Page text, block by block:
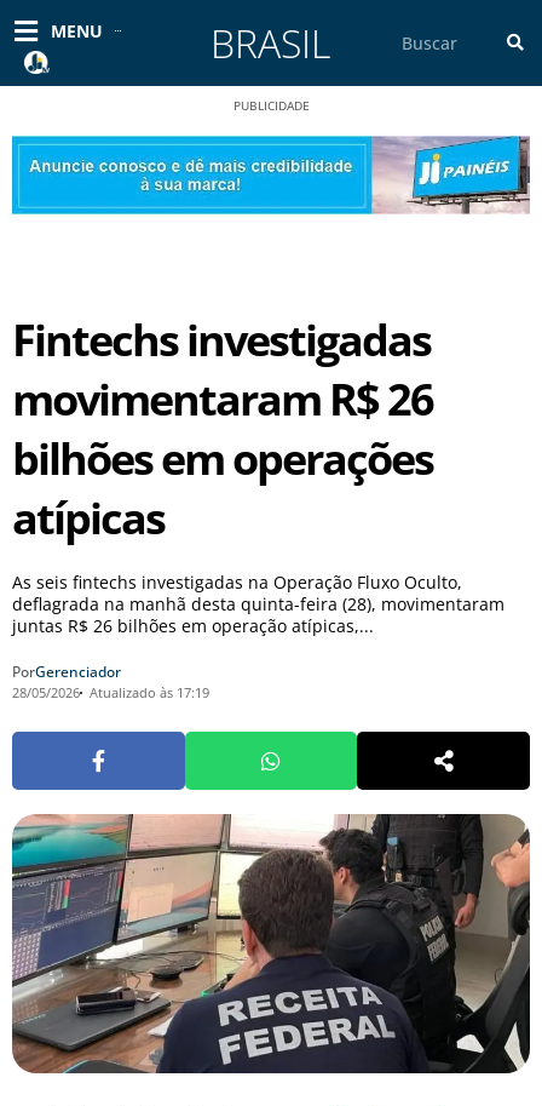
para
conteúdo
MENU BRASIL
PUBLICIDADE
Fintechs investigadas
movimentaram R$ 26
bilhões em operações
atípicas
As seis fintechs investigadas na Operação Fluxo Oculto,
deflagrada na manhã desta quinta-feira (28), movimentaram
juntas R$ 26 bilhões em operação atípicas,...
PorGerenciador
28/05/2026 Atualizado às 17:19